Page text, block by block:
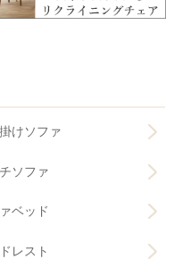
けソファ
ソファ
ベッド
レスト